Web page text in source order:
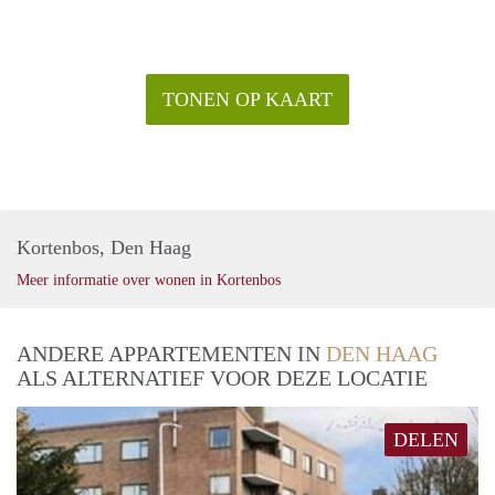
(https://wonenindenhaag.nl/)TONEN OP KAART
Kortenbos, Den Haag
Meer informatie over wonen in Kortenbos
ANDERE APPARTEMENTEN IN DEN HAAG
ALS ALTERNATIEF VOOR DEZE LOCATIE
DELEN